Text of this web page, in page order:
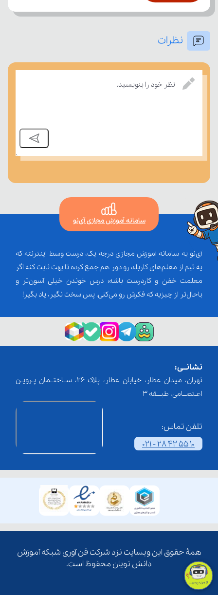
امتحان، میزان تسلط خود را بر مفاهیم درسی بسنجند.
نظرات
نظر خود را بنویسید.
سامانه آموزش مجازی آی‌نو
آی‌نو یه سامانه آموزش مجازی درجه یک، درست وسط اینترنته که
یه تیم از معلم‌‌های کاربلد رو دور هم جمع کرده تا بهت ثابت کنه اگر
معلمت خفن و کاردرست باشه؛ درس خوندن خیلی آسون‌تر و
باحال‌تر از چیزیه که فکرش رو می‌کنی. پس سخت نگیر، یاد بگیر!
نشانــی:
تهران، میدان عطار، خیابان عطار، پلاک 26، ســاختــمان پـرویـن
اعـتصــامی، طبـــقه 3
تلفن تماس:
021 - 28 42 55 10
همۀ حقوق این وبسایت نزد شرکت فن آوری شبکه آموزش
دانش نویان محفوظ است.